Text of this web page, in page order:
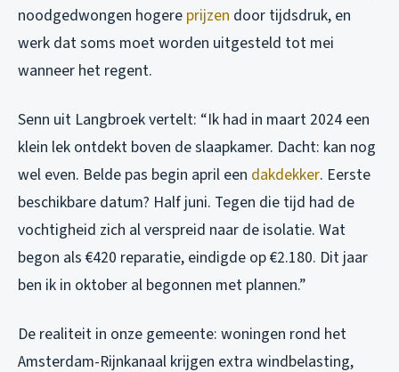
noodgedwongen hogere prijzen door tijdsdruk, en
werk dat soms moet worden uitgesteld tot mei
wanneer het regent.
Senn uit Langbroek vertelt: “Ik had in maart 2024 een
klein lek ontdekt boven de slaapkamer. Dacht: kan nog
wel even. Belde pas begin april een dakdekker. Eerste
beschikbare datum? Half juni. Tegen die tijd had de
vochtigheid zich al verspreid naar de isolatie. Wat
begon als €420 reparatie, eindigde op €2.180. Dit jaar
ben ik in oktober al begonnen met plannen.”
De realiteit in onze gemeente: woningen rond het
Amsterdam-Rijnkanaal krijgen extra windbelasting,